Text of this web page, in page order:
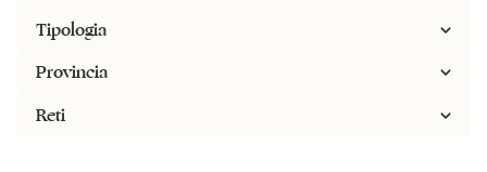
Tipologia
Provincia
Reti